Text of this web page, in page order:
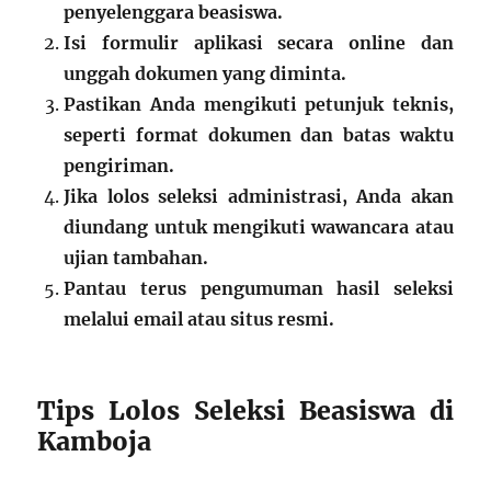
penyelenggara beasiswa.
Isi formulir aplikasi secara online dan
unggah dokumen yang diminta.
Pastikan Anda mengikuti petunjuk teknis,
seperti format dokumen dan batas waktu
pengiriman.
Jika lolos seleksi administrasi, Anda akan
diundang untuk mengikuti wawancara atau
ujian tambahan.
Pantau terus pengumuman hasil seleksi
melalui email atau situs resmi.
Tips Lolos Seleksi Beasiswa di
Kamboja